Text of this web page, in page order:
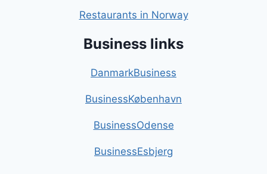
Restaurants in Norway
Business links
DanmarkBusiness
BusinessKøbenhavn
BusinessOdense
BusinessEsbjerg